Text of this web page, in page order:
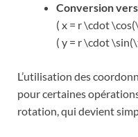
Conversion
( x = r \cdot
( y = r \cdot
L’utilisation des
pour certaines
rotation, qui devient